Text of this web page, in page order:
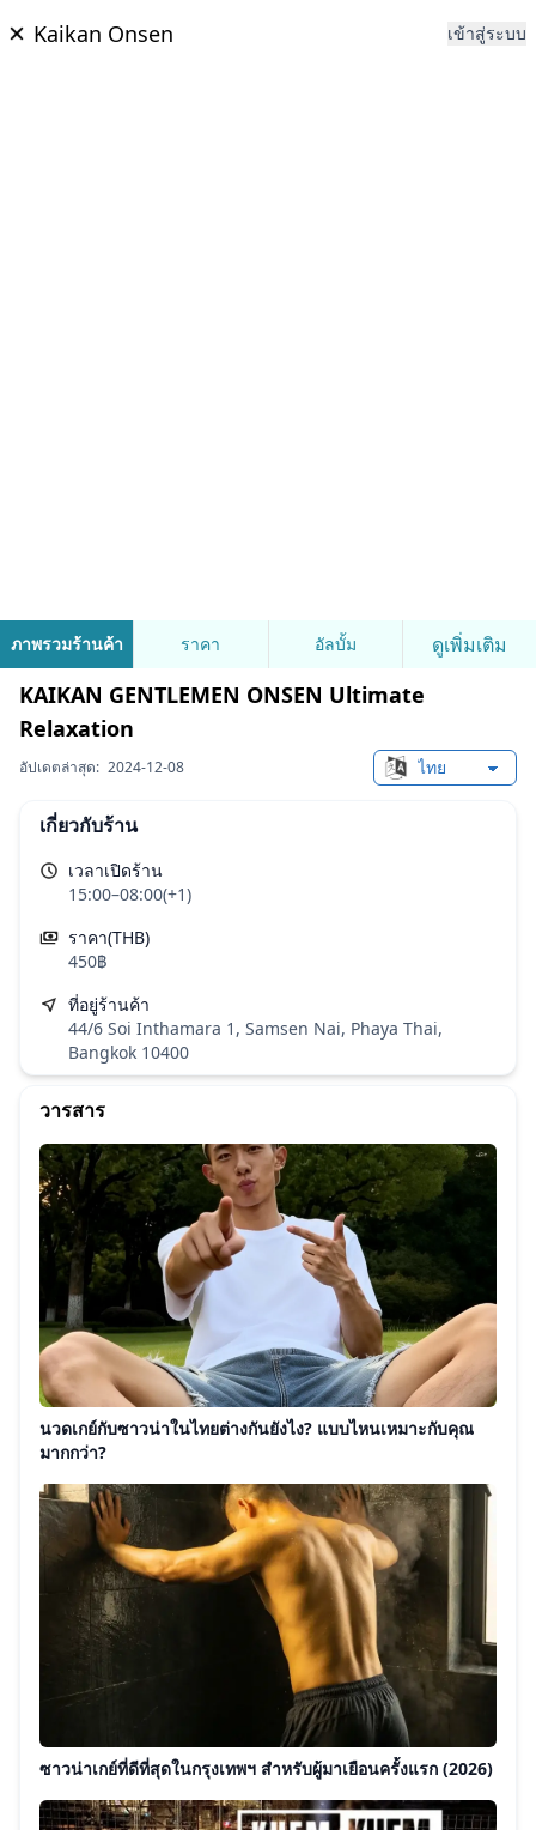
Kaikan Onsen เข้าสู่ระบบ
ภาพรวมร้านค้า ราคา อัลบั้ม ดูเพิ่มเติม
KAIKAN GENTLEMEN ONSEN Ultimate
Relaxation
อัปเดตล่าสุด: 2024-12-08
Change
เกี่ยวกับร้าน
เวลาเปิดร้าน
15:00–08:00(+1)
ราคา(THB)
450฿
ที่อยู่ร้านค้า
44/6 Soi Inthamara 1, Samsen Nai, Phaya Thai,
Bangkok 10400
วารสาร
นวดเกย์กับซาวน่าในไทยต่างกันยังไง? แบบไหนเหมาะกับคุณ
มากกว่า?
ซาวน่าเกย์ที่ดีที่สุดในกรุงเทพฯ สำหรับผู้มาเยือนครั้งแรก (2026)